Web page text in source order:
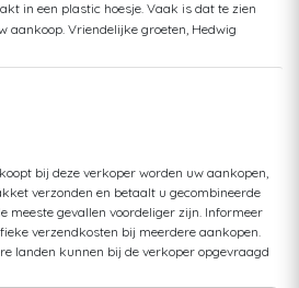
in een plastic hoesje. Vaak is dat te zien
aankoop. Vriendelijke groeten, Hedwig
bij deze verkoper worden uw aankopen,
verzonden en betaalt u gecombineerde
meeste gevallen voordeliger zijn. Informeer
verzendkosten bij meerdere aankopen.
landen kunnen bij de verkoper opgevraagd